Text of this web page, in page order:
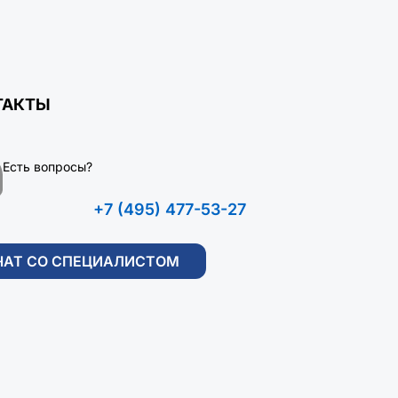
Есть вопросы?
+7 (495) 477-53-27
СО СПЕЦИАЛИСТОМ